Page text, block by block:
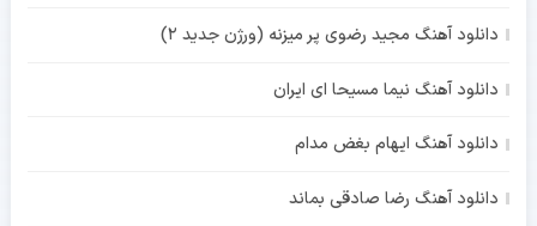
دانلود آهنگ مجید رضوی پر میزنه (ورژن جدید 2)
دانلود آهنگ نیما مسیحا ای ایران
دانلود آهنگ ایهام بغض مدام
دانلود آهنگ رضا صادقی بماند